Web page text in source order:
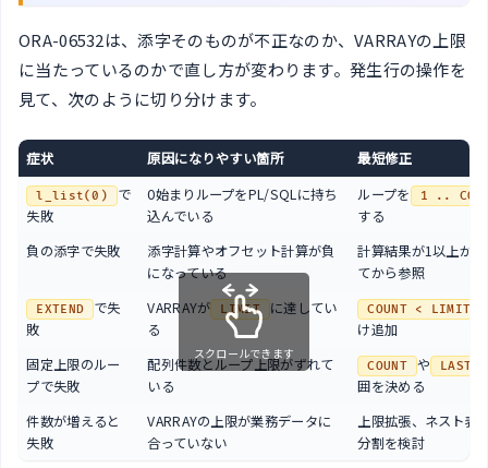
ORA-06532は、添字そのものが不正なのか、VARRAYの上限
に当たっているのかで直し方が変わります。発生行の操作を
見て、次のように切り分けます。
症状 原因になりやすい箇所 最短修正
l_list(0)
で
失敗
0始まりループをPL/SQLに持ち
込んでいる
ループを 1 ..
する
負の添字で失敗
添字計算やオフセット計算が負
になっている
計算結果が1以上か
てから参照
EXTEND
で失
敗
VARRAYが LIMIT
に達してい
る
COUNT < LIMIT
け追加
固定上限のルー
プで失敗
配列件数とループ上限がずれて
いる
COUNT や LAST
囲を決める
件数が増えると
失敗
VARRAYの上限が業務データに
合っていない
上限拡張、ネスト表
分割を検討
スクロールできます